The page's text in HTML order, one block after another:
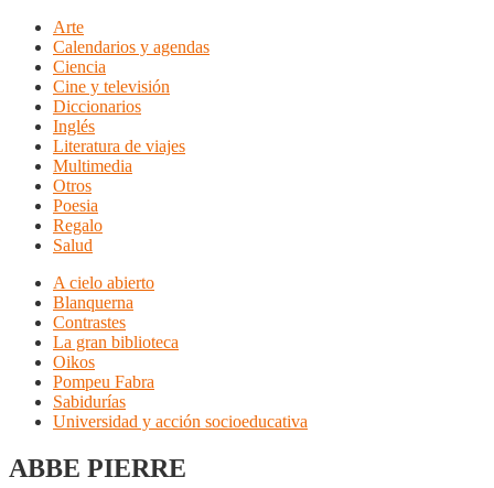
Arte
Calendarios y agendas
Ciencia
Cine y televisión
Diccionarios
Inglés
Literatura de viajes
Multimedia
Otros
Poesia
Regalo
Salud
A cielo abierto
Blanquerna
Contrastes
La gran biblioteca
Oikos
Pompeu Fabra
Sabidurías
Universidad y acción socioeducativa
ABBE PIERRE